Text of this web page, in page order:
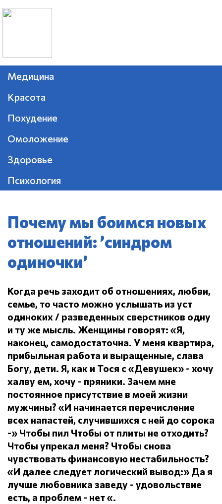
Медицина
Красота
Похудение
Омоложение
Здоровье
Психология
Почему мы боимся новых
отношений: ’синдром
одиночки’
Когда речь заходит об отношениях, любви,
семье, то часто можно услышать из уст
одиноких / разведенных сверстников одну
и ту же мысль. Женщины говорят: «Я,
наконец, самодостаточна. У меня квартира,
прибыльная работа и выращенные, слава
Богу, дети. Я, как и Тося с «Девушек» - хочу
халву ем, хочу - пряники. Зачем мне
постоянное присутствие в моей жизни
мужчины? «И начинается перечисление
всех напастей, случившихся с ней до сорока
-» Чтобы пил Чтобы от плиты не отходить?
Чтобы упрекал меня? Чтобы снова
чувствовать финансовую нестабильность?
«И далее следует логический вывод:» Да я
лучше любовника заведу - удовольствие
есть, а проблем - нет «.